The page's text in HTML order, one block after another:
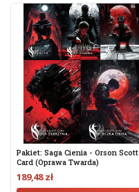
Pakiet: Saga Cienia - Orson Scott
Card (oprawa Twarda)
189,48 zł